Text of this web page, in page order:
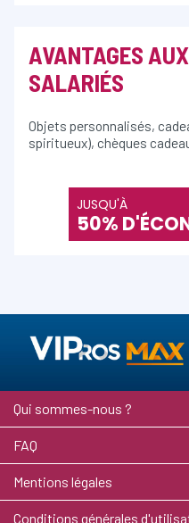
AVANTAGES
SALARIÉS
Objets personnalisés,
spiritueux), chèques
JUSQU'À
50%
Qui sommes-nous ?
FAQ
Mentions légales
Conditions générales